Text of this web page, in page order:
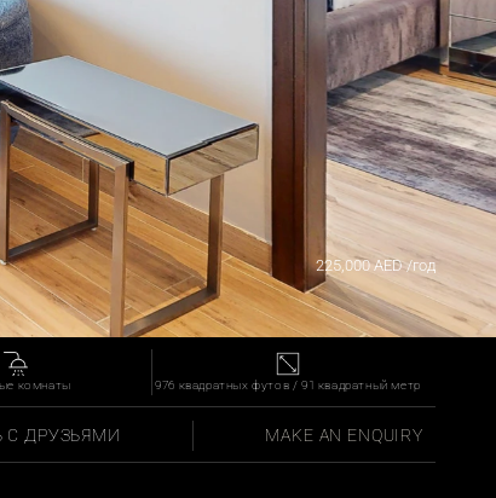
225,000 AED /год
комнаты 976 квадратных футов / 91 квадратный метр
С ДРУЗЬЯМИ MAKE AN ENQUIRY